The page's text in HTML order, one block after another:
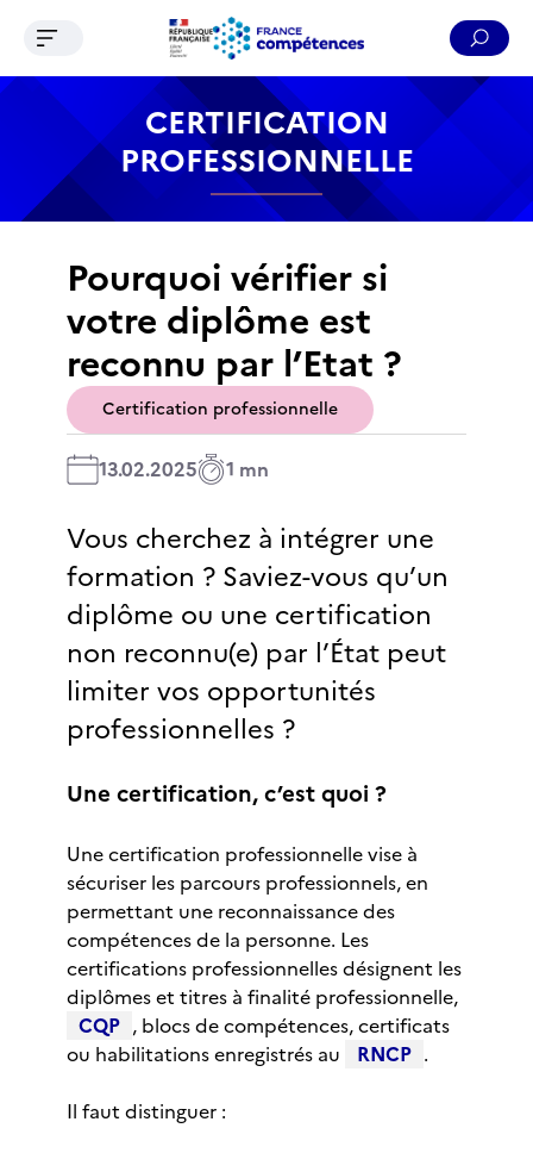
Contenu Recherche Menu Pied de page
Ouvrir le menu de navigation
CERTIFICATION
PROFESSIONNELLE
Pourquoi vérifier si
votre diplôme est
reconnu par l’Etat ?
Certification professionnelle
13.02.2025 1 mn
Vous cherchez à intégrer une
formation ? Saviez-vous qu’un
diplôme ou une certification
non reconnu(e) par l’État peut
limiter vos opportunités
professionnelles ?
Une certification, c’est quoi ?
Une certification professionnelle vise à
sécuriser les parcours professionnels, en
permettant une reconnaissance des
compétences de la personne. Les
certifications professionnelles désignent les
diplômes et titres à finalité professionnelle,
CQP , blocs de compétences, certificats
ou habilitations enregistrés au
RNCP .
Il faut distinguer :